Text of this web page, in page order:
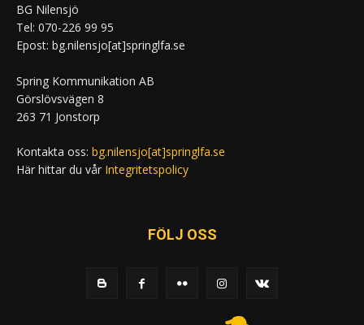
BG Nilensjö
Tel: 070-226 99 95
Epost: bg.nilensjo[at]springlfa.se
Spring Kommunikation AB
Görslövsvägen 8
263 71 Jonstorp
Kontakta oss: bg.nilensjo[at]springlfa.se
Här hittar du vår Integritetspolicy
FÖLJ OSS